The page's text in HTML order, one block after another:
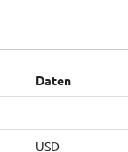
Daten
USD